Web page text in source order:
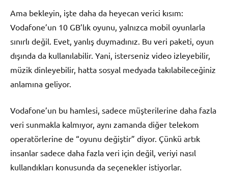
Ama bekleyin, işte daha da heyecan verici kısım:
Vodafone’un 10 GB’lık oyunu, yalnızca mobil oyunlarla
sınırlı değil. Evet, yanlış duymadınız. Bu veri paketi, oyun
dışında da kullanılabilir. Yani, isterseniz video izleyebilir,
müzik dinleyebilir, hatta sosyal medyada takılabileceğiniz
anlamına geliyor.
Vodafone’un bu hamlesi, sadece müşterilerine daha fazla
veri sunmakla kalmıyor, aynı zamanda diğer telekom
operatörlerine de “oyunu değiştir” diyor. Çünkü artık
insanlar sadece daha fazla veri için değil, veriyi nasıl
kullandıkları konusunda da seçenekler istiyorlar.